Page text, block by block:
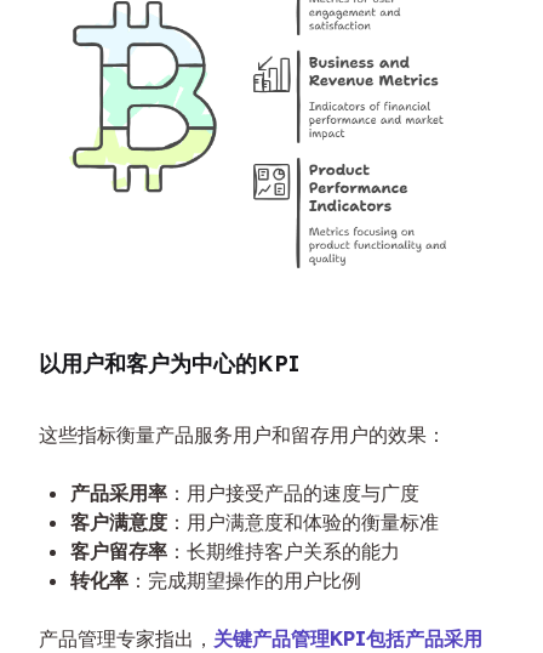
以用户和客户为中心的KPI
这些指标衡量产品服务用户和留存用户的效果：
产品采用率 ：用户接受产品的速度与广度
客户满意度 ：用户满意度和体验的衡量标准
客户留存率 ：长期维持客户关系的能力
转化率 ：完成期望操作的用户比例
产品管理专家指出， 关键产品管理KPI包括产品采用